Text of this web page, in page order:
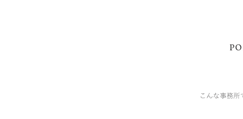
こんな事務所